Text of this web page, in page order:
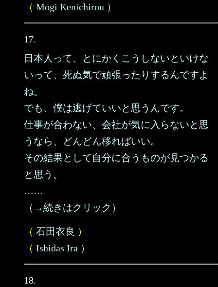
（ Mogi Kenichirou ）
17.
日本人って、とにかくこうしないといけな
いって、死ぬ気で頑張ったりするんですよ
ね。
でも、僕は逃げていいと思うんです。
仕事が合わない、会社が気に入らないと思
うなら、どんどん移ればいい。
その結果として自分に合うものが見つかる
と思う。
……
（→続きはクリック）
（ 石田衣良 ）
（ Ishidas Ira ）
18.